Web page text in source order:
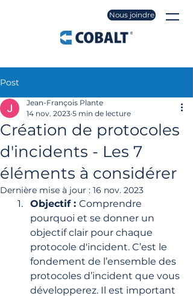
Nous joindre
Post
Création de protocoles
d'incidents - Les 7
éléments à considérer
Jean-François Plante
14 nov. 2023 5 min de lecture
Dernière mise à jour : 16 nov. 2023
Objectif : Comprendre
pourquoi et se donner un
objectif clair pour chaque
protocole d'incident. C’est le
fondement de l’ensemble des
protocoles d’incident que vous
développerez. Il est important